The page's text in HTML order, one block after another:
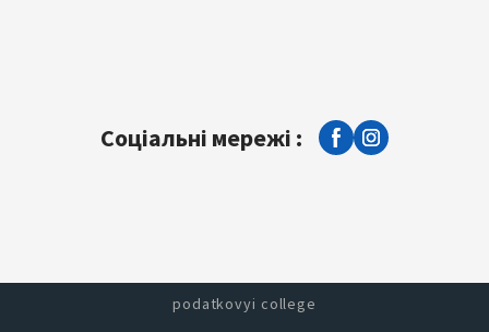
Соціальні мережі :
podatkovyi college